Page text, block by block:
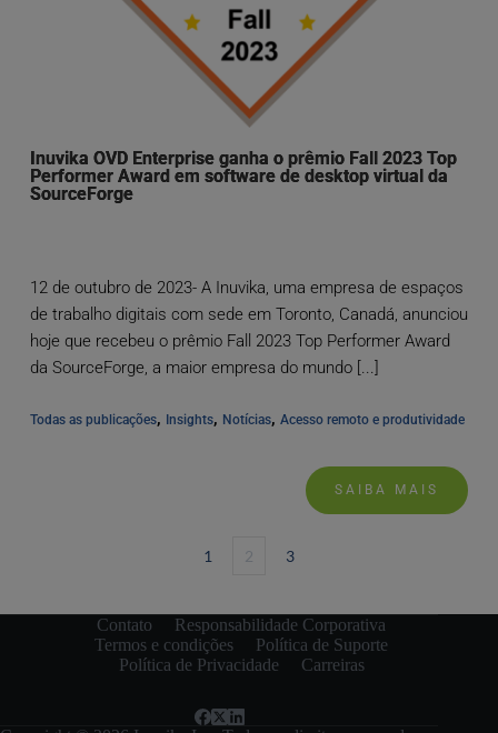
Inuvika OVD Enterprise ganha o prêmio Fall 2023 Top
Performer Award em software de desktop virtual da
SourceForge
12 de outubro de 2023- A Inuvika, uma empresa de espaços
de trabalho digitais com sede em Toronto, Canadá, anunciou
hoje que recebeu o prêmio Fall 2023 Top Performer Award
da SourceForge, a maior empresa do mundo [...]
Todas as publicações, Insights, Notícias, Acesso remoto e produtividade
SAIBA MAIS
1 2 3
Contato
Responsabilidade Corporativa
Termos e condições
Política de Suporte
Política de Privacidade
Carreiras